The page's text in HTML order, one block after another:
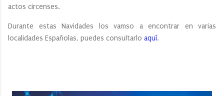
actos circenses.
Durante estas Navidades los vamso a encontrar en varias
localidades Españolas, puedes consultarlo aquí.